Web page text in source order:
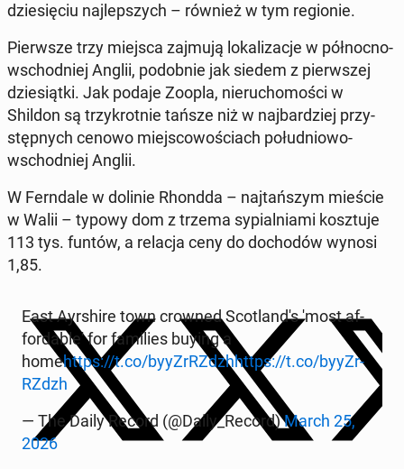
dzie­się­ciu naj­lep­szych – również w tym re­gio­nie.
Pierw­sze trzy miejsca zajmują lo­ka­li­za­cje w pół­noc­no-
wschod­niej Anglii, po­dob­nie jak siedem z pierw­szej
dzie­siąt­ki. Jak podaje Zoopla, nie­ru­cho­mo­ści w
Shildon są trzy­krot­nie tańsze niż w naj­bar­dziej przy­
stęp­nych cenowo miej­sco­wo­ściach po­łu­dnio­wo-
wschod­niej Anglii.
W Fern­da­le w dolinie Rhondda – naj­tań­szym mieście
w Walii – typowy dom z trzema sy­pial­nia­mi kosz­tu­je
113 tys. funtów, a relacja ceny do do­cho­dów wynosi
1,85.
East Ayr­shi­re town crowned Sco­tlan­d's 'most af­
for­da­ble' for fa­mi­lies buying a
homehttps://t.co/by­y­Zr­RZ­dzhhttps://t.co/by­y­Zr­
RZ­dzh
— The Daily Record (@Daily_Record)March 25,
2026